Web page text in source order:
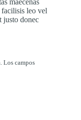
maecenas
leo vel
justo donec
Los campos